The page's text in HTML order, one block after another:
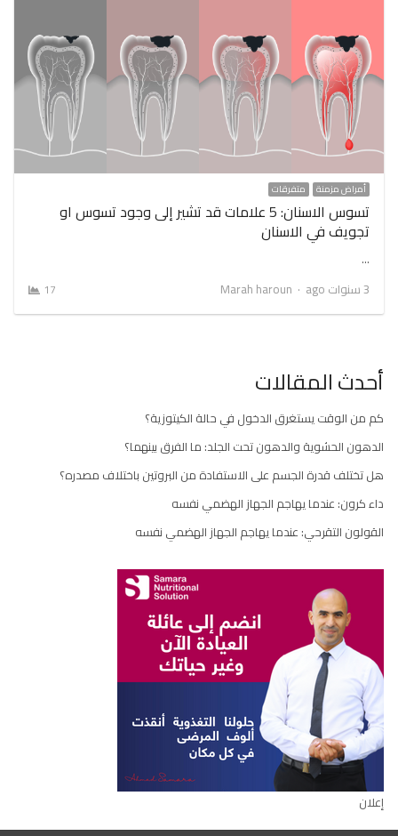
أمراض مزمنة متفرقات
تسوس الاسنان: 5 علامات قد تشير إلى وجود تسوس او
تجويف في الاسنان
…
3 سنوات ago
Author
Marah haroun
17
أحدث المقالات
كم من الوقت يستغرق الدخول في حالة الكيتوزية؟
الدهون الحشوية والدهون تحت الجلد: ما الفرق بينهما؟
هل تختلف قدرة الجسم على الاستفادة من البروتين باختلاف مصدره؟
داء كرون: عندما يهاجم الجهاز الهضمي نفسه
القولون التقرحي: عندما يهاجم الجهاز الهضمي نفسه
إعلان